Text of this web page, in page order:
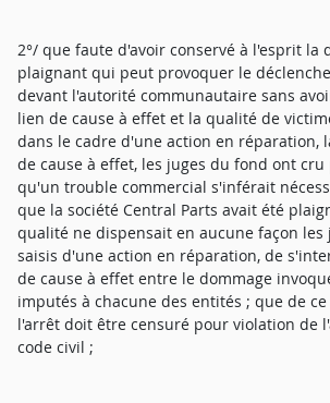
2°/ que faute d'avoir conservé à l'esprit
plaignant qui peut provoquer le
devant l'autorité communautaire sans
lien de cause à effet et la qualité de
dans le cadre d'une action en réparation,
de cause à effet, les juges du fond ont
qu'un trouble commercial s'inférait
que la société Central Parts avait été
qualité ne dispensait en aucune façon les
saisis d'une action en réparation, de
de cause à effet entre le dommage
imputés à chacune des entités ; que de
l'arrêt doit être censuré pour violation de
code civil ;